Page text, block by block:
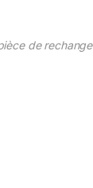
de rechange